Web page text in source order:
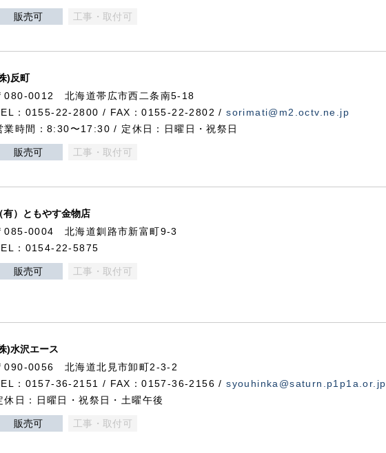
販売可 工事・取付可
)反町
080-0012 北海道帯広市西二条南5-18
：0155-22-2800 / FAX：0155-22-2802 /sorimati@m2.octv.ne.jp
業時間：8:30〜17:30 / 定休日：日曜日・祝祭日
販売可 工事・取付可
有）ともやす金物店
085-0004 北海道釧路市新富町9-3
：0154-22-5875
販売可 工事・取付可
)水沢エース
090-0056 北海道北見市卸町2-3-2
：0157-36-2151 / FAX：0157-36-2156 /syouhinka@saturn.p1p1a.or.jp
休日：日曜日・祝祭日・土曜午後
販売可 工事・取付可